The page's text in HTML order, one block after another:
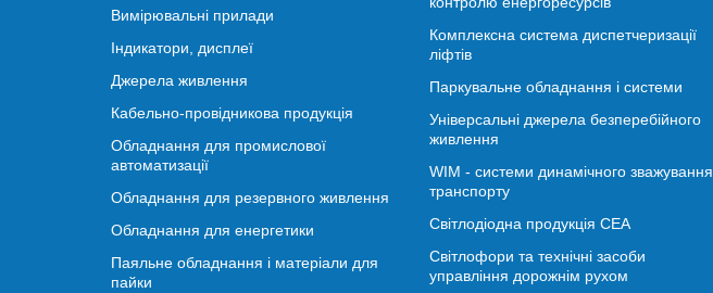
Вимірювальні прилади
Індикатори, дисплеї
Джерела живлення
Кабельно-провідникова продукція
Обладнання для промислової
автоматизації
Обладнання для резервного живлення
Обладнання для енергетики
Паяльне обладнання і матеріали для
пайки
Комплексна система диспетчеризації
ліфтів
Паркувальне обладнання і системи
Універсальні джерела безперебійного
живлення
WIM - системи динамічного зважування
транспорту
Світлодіодна продукція СЕА
Світлофори та технічні засоби
управління дорожнім рухом